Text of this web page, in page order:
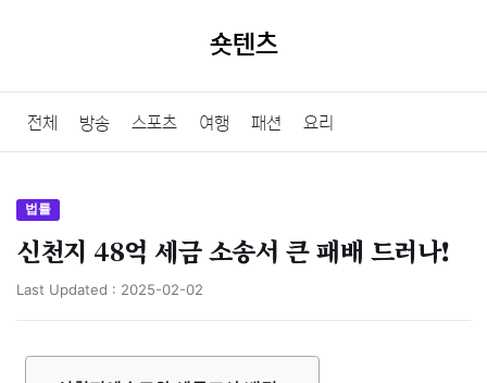
숏텐츠
전체 방송 스포츠 여행 패션 요리
법률
신천지 48억 세금 소송서 큰 패배 드러나!
Last Updated : 2025-02-02